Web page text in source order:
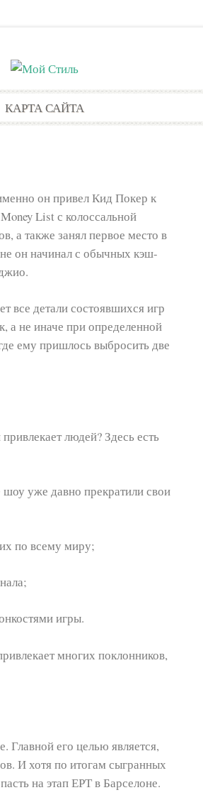
to
КАРТА САЙТА
он привел Кид Покер к
List с колоссальной
а также занял первое место в
он начинал с обычных кэш-
все детали состоявшихся игр
а не иначе при определенной
ему пришлось выбросить две
людей? Здесь есть
уже давно прекратили свои
по всему миру;
игры.
многих поклонников,
Главной его целью является,
И хотя по итогам сыгранных
на этап ЕРТ в Барселоне.